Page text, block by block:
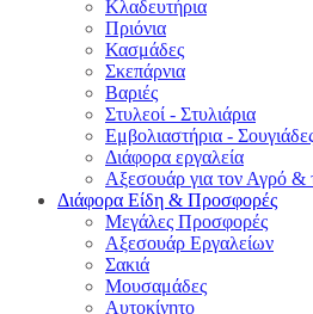
Κλαδευτήρια
Πριόνια
Κασμάδες
Σκεπάρνια
Βαριές
Στυλεοί - Στυλιάρια
Εμβολιαστήρια -
Διάφορα εργαλεία
Αξεσουάρ για τον Αγρό &
Διάφορα Είδη & Προσφορές
Μεγάλες Προσφορές
Αξεσουάρ Εργαλείων
Σακιά
Μουσαμάδες
Αυτοκίνητο